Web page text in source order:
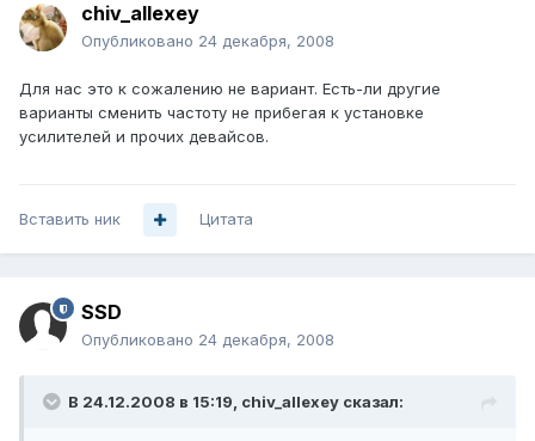
chiv_allexey
Опубликовано 24 декабря, 2008
Для нас это к сожалению не вариант. Есть-ли другие
варианты сменить частоту не прибегая к установке
усилителей и прочих девайсов.
Вставить ник Цитата
SSD
Опубликовано 24 декабря, 2008
В 24.12.2008 в 15:19, chiv_allexey сказал: